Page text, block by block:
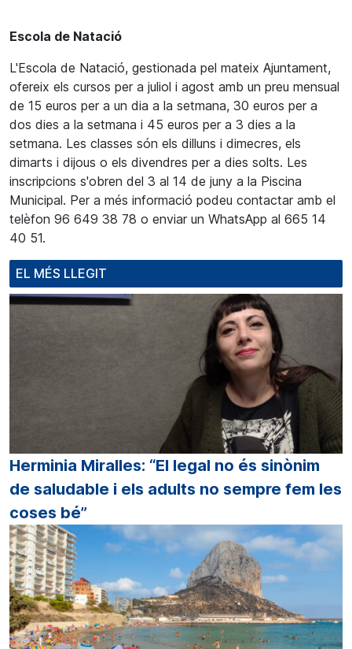
Escola de Natació
L'Escola de Natació, gestionada pel mateix Ajuntament,
ofereix els cursos per a juliol i agost amb un preu mensual
de 15 euros per a un dia a la setmana, 30 euros per a
dos dies a la setmana i 45 euros per a 3 dies a la
setmana. Les classes són els dilluns i dimecres, els
dimarts i dijous o els divendres per a dies solts. Les
inscripcions s'obren del 3 al 14 de juny a la Piscina
Municipal. Per a més informació podeu contactar amb el
telèfon 96 649 38 78 o enviar un WhatsApp al 665 14
40 51.
EL MÉS LLEGIT
Herminia Miralles: “El legal no és sinònim
de saludable i els adults no sempre fem les
coses bé”